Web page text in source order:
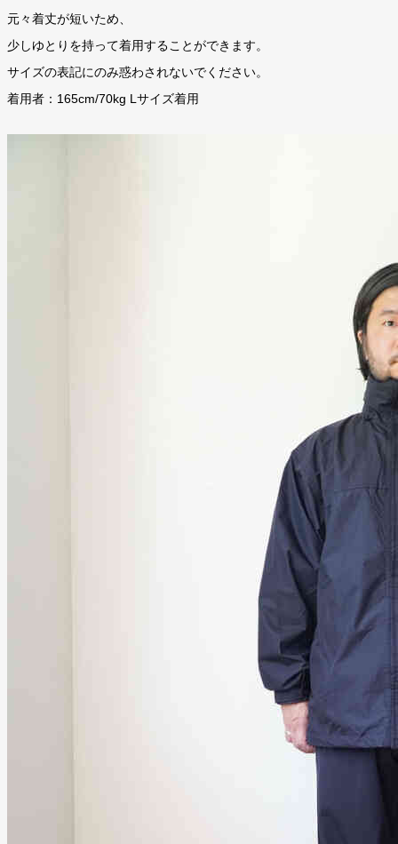
元々着丈が短いため、
少しゆとりを持って着用することができます。
サイズの表記にのみ惑わされないでください。
着用者：165cm/70kg Lサイズ着用